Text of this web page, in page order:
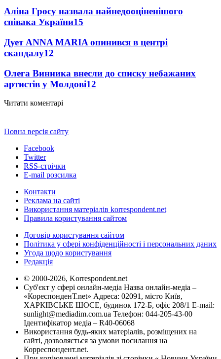
Аліна Гросу назвала найнедооціненішого
співака України15
Дует ANNA MARIA опинився в центрі
скандалу12
Олега Винника внесли до списку небажаних
артистів у Молдові12
Читати коментарі
Повна версія сайту
Facebook
Twitter
RSS-стрічки
E-mail розсилка
Контакти
Реклама на сайті
Використання матеріалів korrespondent.net
Правила користування сайтом
Договір користування сайтом
Політика у сфері конфіденційності і персональних даних
Угода щодо користування
Редакція
© 2000-2026, Korrespondent.net
Суб'єкт у сфері онлайн-медіа Назва онлайн-медіа –
«КореспонденТ.net» Адреса: 02091, місто Київ,
ХАРКІВСЬКЕ ШОСЕ, будинок 172-Б, офіс 208/1 E-mail:
sunlight@mediadim.com.ua Телефон: 044-205-43-00
Ідентифікатор медіа – R40-06068
Використання будь-яких матеріалів, розміщених на
сайті, дозволяється за умови посилання на
Корреспондент.net.